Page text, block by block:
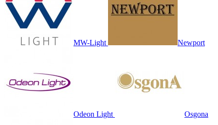
MW-Light Newport
Odeon Light Osgona